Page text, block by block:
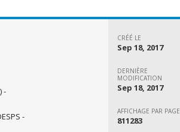
-
-
CRÉÉ LE
Sep 18, 2017
DERNIÈRE
MODIFICATION
Sep 18, 2017
AFFICHAGE PAR PAGE
811283